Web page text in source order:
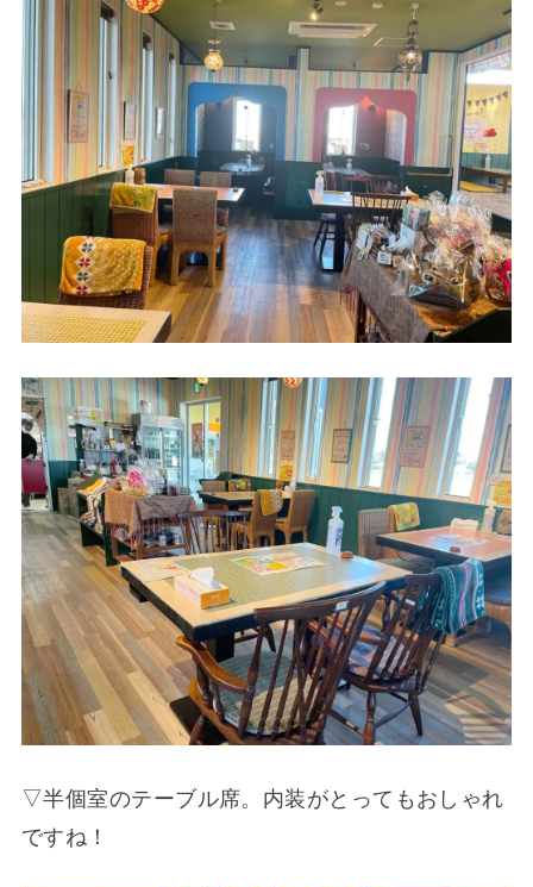
▽半個室のテーブル席。内装がとってもおしゃれ
ですね！